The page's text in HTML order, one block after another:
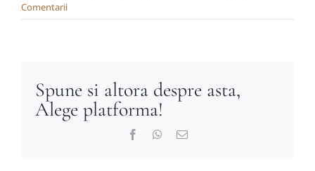
Comentarii
Spune si altora despre asta,
Alege platforma!
FacebookWhatsApp
E-